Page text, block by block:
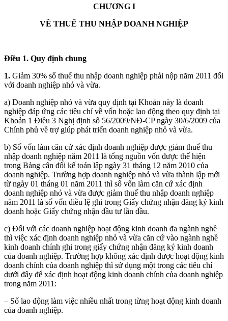
CHƯƠNG I
VỀ THUẾ THU NHẬP DOANH NGHIỆP
Điều 1. Quy định chung
1. Giảm 30% số thuế thu nhập doanh nghiệp phải nộp năm 2011 đối
với doanh nghiệp nhỏ và vừa.
a) Doanh nghiệp nhỏ và vừa quy định tại Khoản này là doanh
nghiệp đáp ứng các tiêu chí về vốn hoặc lao động theo quy định tại
Khoản 1 Điều 3 Nghị định số 56/2009/NĐ-CP ngày 30/6/2009 của
Chính phủ về trợ giúp phát triển doanh nghiệp nhỏ và vừa.
b) Số vốn làm căn cứ xác định doanh nghiệp được giảm thuế thu
nhập doanh nghiệp năm 2011 là tổng nguồn vốn được thể hiện
trong Bảng cân đối kế toán lập ngày 31 tháng 12 năm 2010 của
doanh nghiệp. Trường hợp doanh nghiệp nhỏ và vừa thành lập mới
từ ngày 01 tháng 01 năm 2011 thì số vốn làm căn cứ xác định
doanh nghiệp nhỏ và vừa được giảm thuế thu nhập doanh nghiệp
năm 2011 là số vốn điều lệ ghi trong Giấy chứng nhận đăng ký kinh
doanh hoặc Giấy chứng nhận đầu tư lần đầu.
c) Đối với các doanh nghiệp hoạt động kinh doanh đa ngành nghề
thì việc xác định doanh nghiệp nhỏ và vừa căn cứ vào ngành nghề
kinh doanh chính ghi trong giấy chứng nhận đăng ký kinh doanh
của doanh nghiệp. Trường hợp không xác định được hoạt động kinh
doanh chính của doanh nghiệp thì sử dụng một trong các tiêu chí
dưới đây để xác định hoạt động kinh doanh chính của doanh nghiệp
trong năm 2011:
– Số lao động làm việc nhiều nhất trong từng hoạt động kinh doanh
của doanh nghiệp.